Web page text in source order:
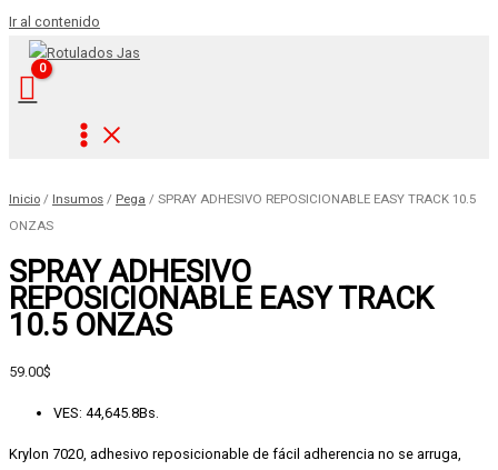
Ir al contenido
Inicio / Insumos / Pega / SPRAY ADHESIVO REPOSICIONABLE EASY TRACK 10.5
ONZAS
SPRAY ADHESIVO
REPOSICIONABLE EASY TRACK
10.5 ONZAS
59.00$
VES: 44,645.8Bs.
Krylon 7020, adhesivo reposicionable de fácil adherencia no se arruga,